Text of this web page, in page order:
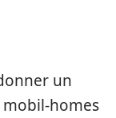
un
homes